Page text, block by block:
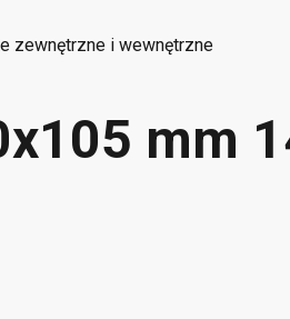
zewnętrzne i wewnętrzne
Wyroby dekoracyjne
mm